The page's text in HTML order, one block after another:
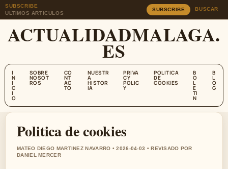
SUBSCRIBE
ULTIMOS ARTICULOS
SUBSCRIBE BUSCAR
ACTUALIDADMALAGA.
ES
I
N
I
C
I
O
SOBRE
NOSOT
ROS
CO
NT
AC
TO
NUESTR
A
HISTOR
IA
PRIVA
CY
POLIC
Y
POLITICA
DE
COOKIES
B
O
L
E
TI
N
B
L
O
G
Politica de cookies
MATEO DIEGO MARTINEZ NAVARRO • 2026-04-03 • REVISADO POR
DANIEL MERCER